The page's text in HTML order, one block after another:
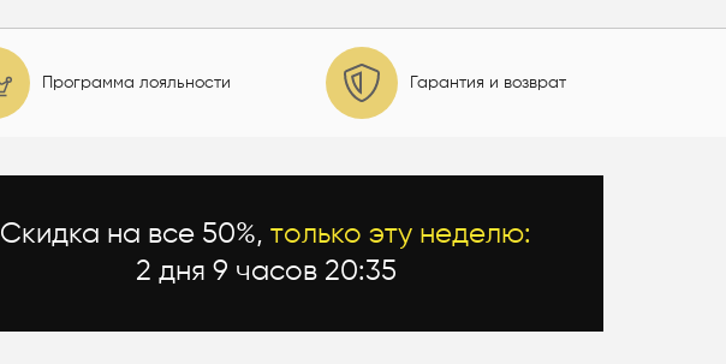
Программа лояльности Гарантия и возврат
Скидка на все 50%, только эту неделю:
2 дня 9 часов 20:34